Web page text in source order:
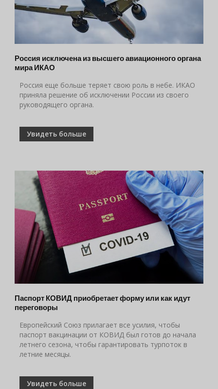
Россия исключена из высшего авиационного органа
мира ИКАО
Россия еще больше теряет свою роль в небе. ИКАО
приняла решение об исключении России из своего
руководящего органа.
Увидеть больше
Паспорт КОВИД приобретает форму или как идут
переговоры
Европейский Союз прилагает все усилия, чтобы
паспорт вакцинации от КОВИД был готов до начала
летнего сезона, чтобы гарантировать турпоток в
летние месяцы.
Увидеть больше